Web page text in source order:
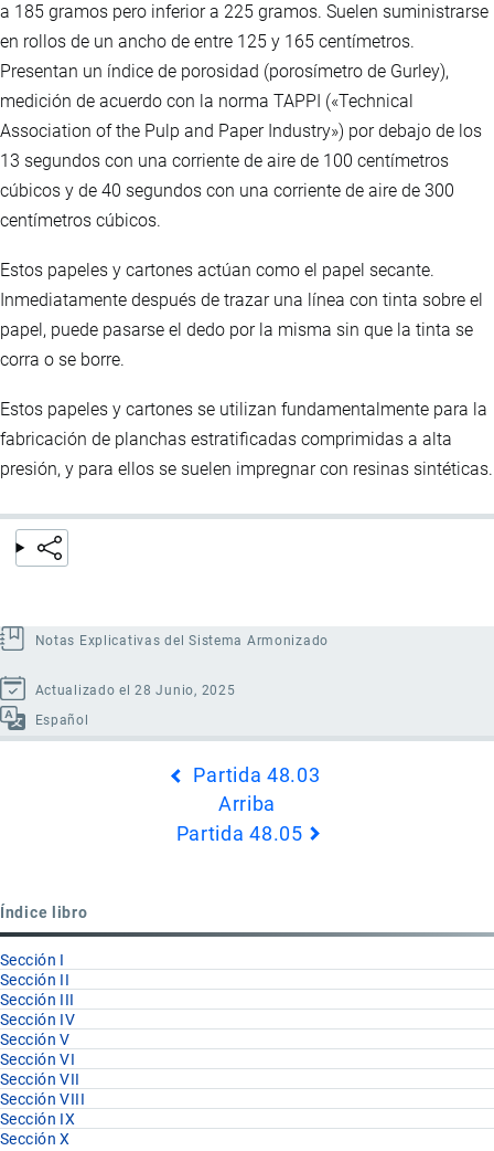
a 185 gramos pero inferior a 225 gramos. Suelen suministrarse
en rollos de un ancho de entre 125 y 165 centímetros.
Presentan un índice de porosidad (porosímetro de Gurley),
medición de acuerdo con la norma TAPPI («Technical
Association of the Pulp and Paper Industry») por debajo de los
13 segundos con una corriente de aire de 100 centímetros
cúbicos y de 40 segundos con una corriente de aire de 300
centímetros cúbicos.
Estos papeles y cartones actúan como el papel secante.
Inmediatamente después de trazar una línea con tinta sobre el
papel, puede pasarse el dedo por la misma sin que la tinta se
corra o se borre.
Estos papeles y cartones se utilizan fundamentalmente para la
fabricación de planchas estratificadas comprimidas a alta
presión, y para ellos se suelen impregnar con resinas sintéticas.
Notas Explicativas del Sistema Armonizado
Actualizado el 28 Junio, 2025
Español
48.04
Partida 48.03
Arriba
Partida 48.05
Índice libro
Sección I
Sección II
Sección III
Sección IV
Sección V
Sección VI
Sección VII
Sección VIII
Sección IX
Sección X